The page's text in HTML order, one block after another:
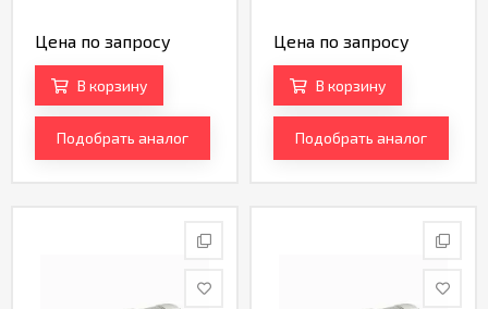
Цена по запросу
В корзину
Подобрать аналог
Цена по запросу
В корзину
Подобрать аналог